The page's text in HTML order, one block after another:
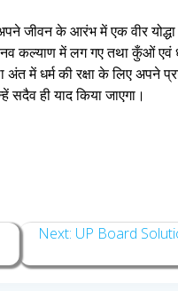
जीवन के आरंभ में एक वीर
कल्याण में लग गए तथा कुँओं एवं
में धर्म की रक्षा के लिए अपने
ही याद किया जाएगा।
Next: Next
UP Board